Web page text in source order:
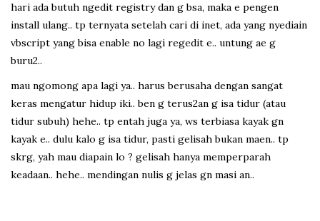
hari ada butuh ngedit registry dan g bsa, maka e pengen
install ulang.. tp ternyata setelah cari di inet, ada yang nyediain
vbscript yang bisa enable no lagi regedit e.. untung ae g
buru2..
mau ngomong apa lagi ya.. harus berusaha dengan sangat
keras mengatur hidup iki.. ben g terus2an g isa tidur (atau
tidur subuh) hehe.. tp entah juga ya, ws terbiasa kayak gn
kayak e.. dulu kalo g isa tidur, pasti gelisah bukan maen.. tp
skrg, yah mau diapain lo ? gelisah hanya memperparah
keadaan.. hehe.. mendingan nulis g jelas gn masi an..